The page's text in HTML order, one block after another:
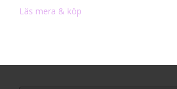
Läs mera & köp